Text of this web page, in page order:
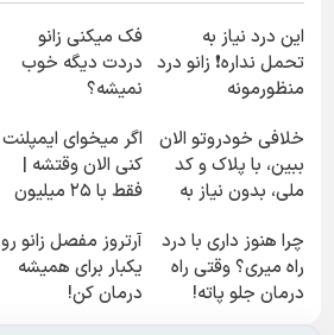
این درد نیاز به
تحمل نداره❗ زانو درد
منظورمونه
فک میکنی زانو
دردت دیگه خوب
نمیشه؟
خلافی خودروتو الان
ببین، با پلاک و کد
ملی، بدون نیاز به
اگر میخوای ایمپلنت
کنی الان وقتشه |
فقط با ۲۵ میلیون
چرا هنوز داری با درد
راه میری؟ وقتی راه
درمان جلو پاته!
آرتروز مفصل زانو رو
یکبار برای همیشه
درمان کن!
◗پرسش‌نامه◖